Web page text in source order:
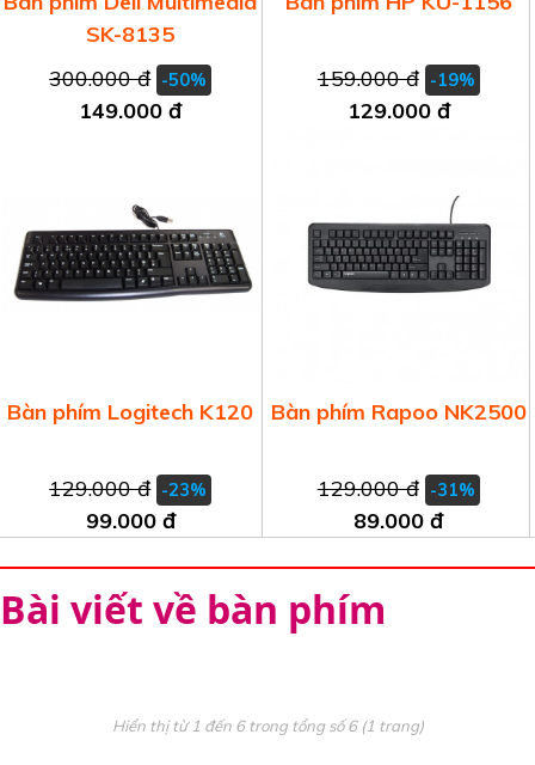
SK-8135
300.000 đ -50%
149.000 đ
159.000 đ -19%
129.000 đ
Bàn phím Logitech K120
129.000 đ -23%
99.000 đ
Bàn phím Rapoo NK2500
129.000 đ -31%
89.000 đ
Bài viết về bàn phím
Hiển thị từ 1 đến 6 trong tổng số 6 (1 trang)